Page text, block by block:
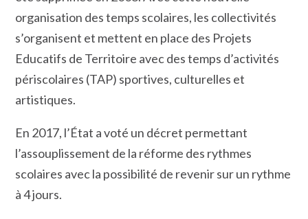
organisation des temps scolaires, les collectivités
s’organisent et mettent en place des Projets
Educatifs de Territoire avec des temps d’activités
périscolaires (TAP) sportives, culturelles et
artistiques.
En 2017, l’État a voté un décret permettant
l’assouplissement de la réforme des rythmes
scolaires avec la possibilité de revenir sur un rythme
à 4 jours.